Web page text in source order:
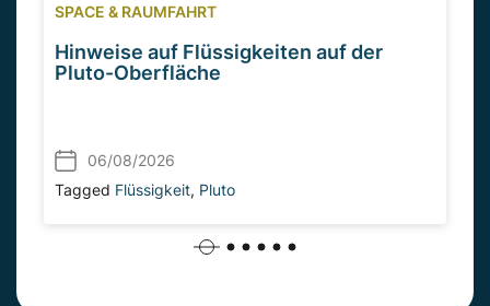
SPACE & RAUMFAHRT
Hinweise auf Flüssigkeiten auf der
Pluto-Oberfläche
06/08/2026
Tagged Flüssigkeit, Pluto